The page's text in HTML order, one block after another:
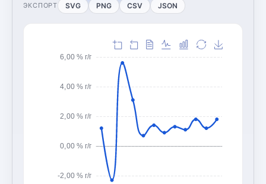
ЭКСПОРТ SVG PNG CSV JSON
-2,00 % г/г
0,00 % г/г
2,00 % г/г
4,00 % г/г
6,00 % г/г